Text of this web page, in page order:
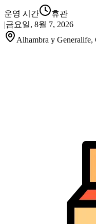
운영 시간
휴관
|금요일, 8월 7, 2026
Alhambra y Generalife,